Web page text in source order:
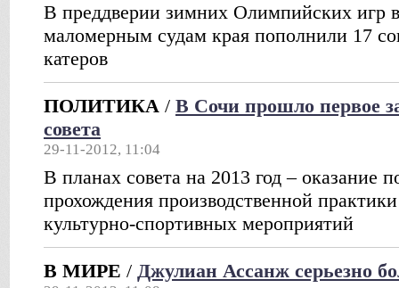
В преддверии зимних Олимпийских игр
маломерным судам края пополнили 17
катеров
ПОЛИТИКА / В Сочи прошло первое
совета
29-11-2012, 11:04
В планах совета на 2013 год – оказание
прохождения производственной
культурно-спортивных мероприятий
В МИРЕ / Джулиан Ассанж серьезно